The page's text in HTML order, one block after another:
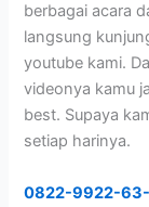
berbagai acara
langsung
youtube kami.
videonya kamu
best. Supaya
setiap harinya.
0822-9922-63-